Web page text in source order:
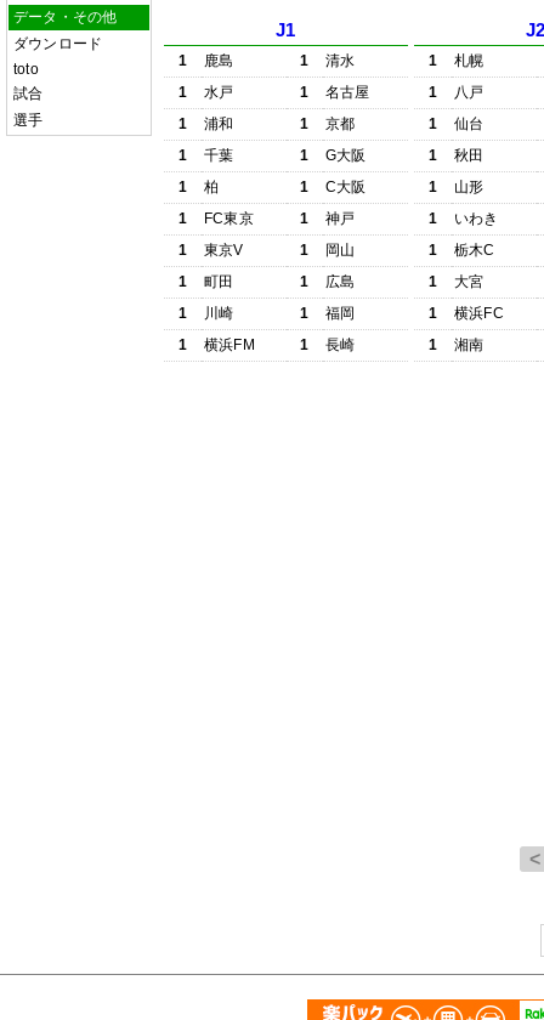
データ・その他
ダウンロード
toto
試合
選手
J1
1 鹿島 1
清水
1
水戸 1
名古屋
1
浦和 1
京都
1
千葉 1
G大阪
1
柏 1
C大阪
1
FC東京 1
神戸
1
東京V 1
岡山
1
町田 1
広島
1
川崎 1
福岡
1
横浜FM 1 長崎
1
札幌
1
八戸
1
仙台
1
秋田
1
山形
1
いわき
1
栃木C
1
大宮
1
横浜FC
1
湘南